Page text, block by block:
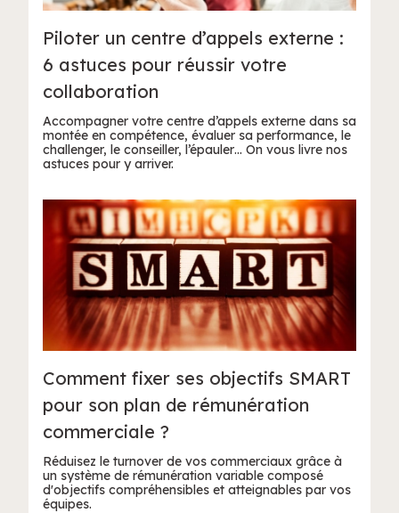
Piloter un centre d’appels externe :
6 astuces pour réussir votre
collaboration
Accompagner votre centre d’appels externe dans sa
montée en compétence, évaluer sa performance, le
challenger, le conseiller, l’épauler… On vous livre nos
astuces pour y arriver.
Comment fixer ses objectifs SMART
pour son plan de rémunération
commerciale ?
Réduisez le turnover de vos commerciaux grâce à
un système de rémunération variable composé
d'objectifs compréhensibles et atteignables par vos
équipes.